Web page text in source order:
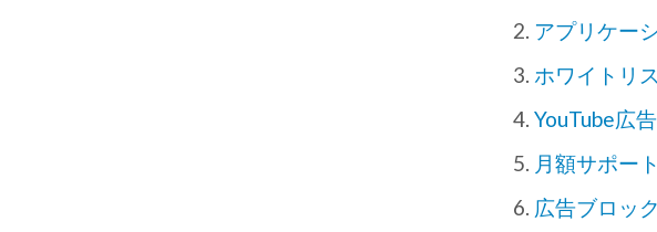
アプリケー
ホワイトリ
YouTube広
月額サポー
広告ブロッ